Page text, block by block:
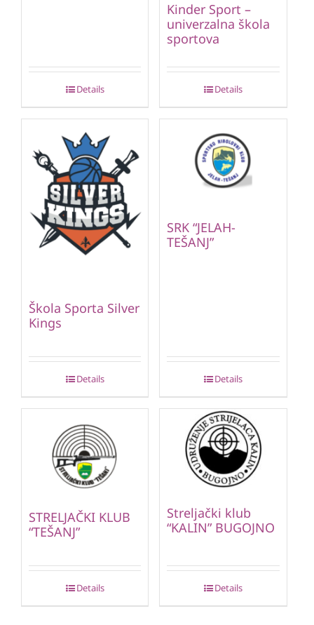
Details
Kinder Sport –
univerzalna škola
sportova
Details
Škola Sporta Silver
Kings
Details
SRK “JELAH-
TEŠANJ”
Details
STRELJAČKI KLUB
“TEŠANJ”
Details
Streljački klub
“KALIN” BUGOJNO
Details